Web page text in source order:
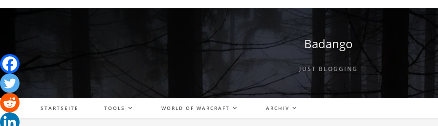
Badango
JUST BLOGGING
STARTSEITE TOOLS WORLD OF WARCRAFT ARCHIV